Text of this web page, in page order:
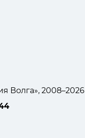
Волга», 2008–2026